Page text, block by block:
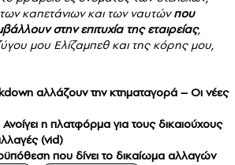
καπετάνιων και των ναυτώνπου
στην επιτυχία της εταιρείας,
μου Ελίζαμπεθ και της κόρης μου,
αλλάζουν την κτηματαγορά – Οι νέες
η πλατφόρμα για τους δικαιούχους
(vid)
που δίνει το δικαίωμα αλλαγών